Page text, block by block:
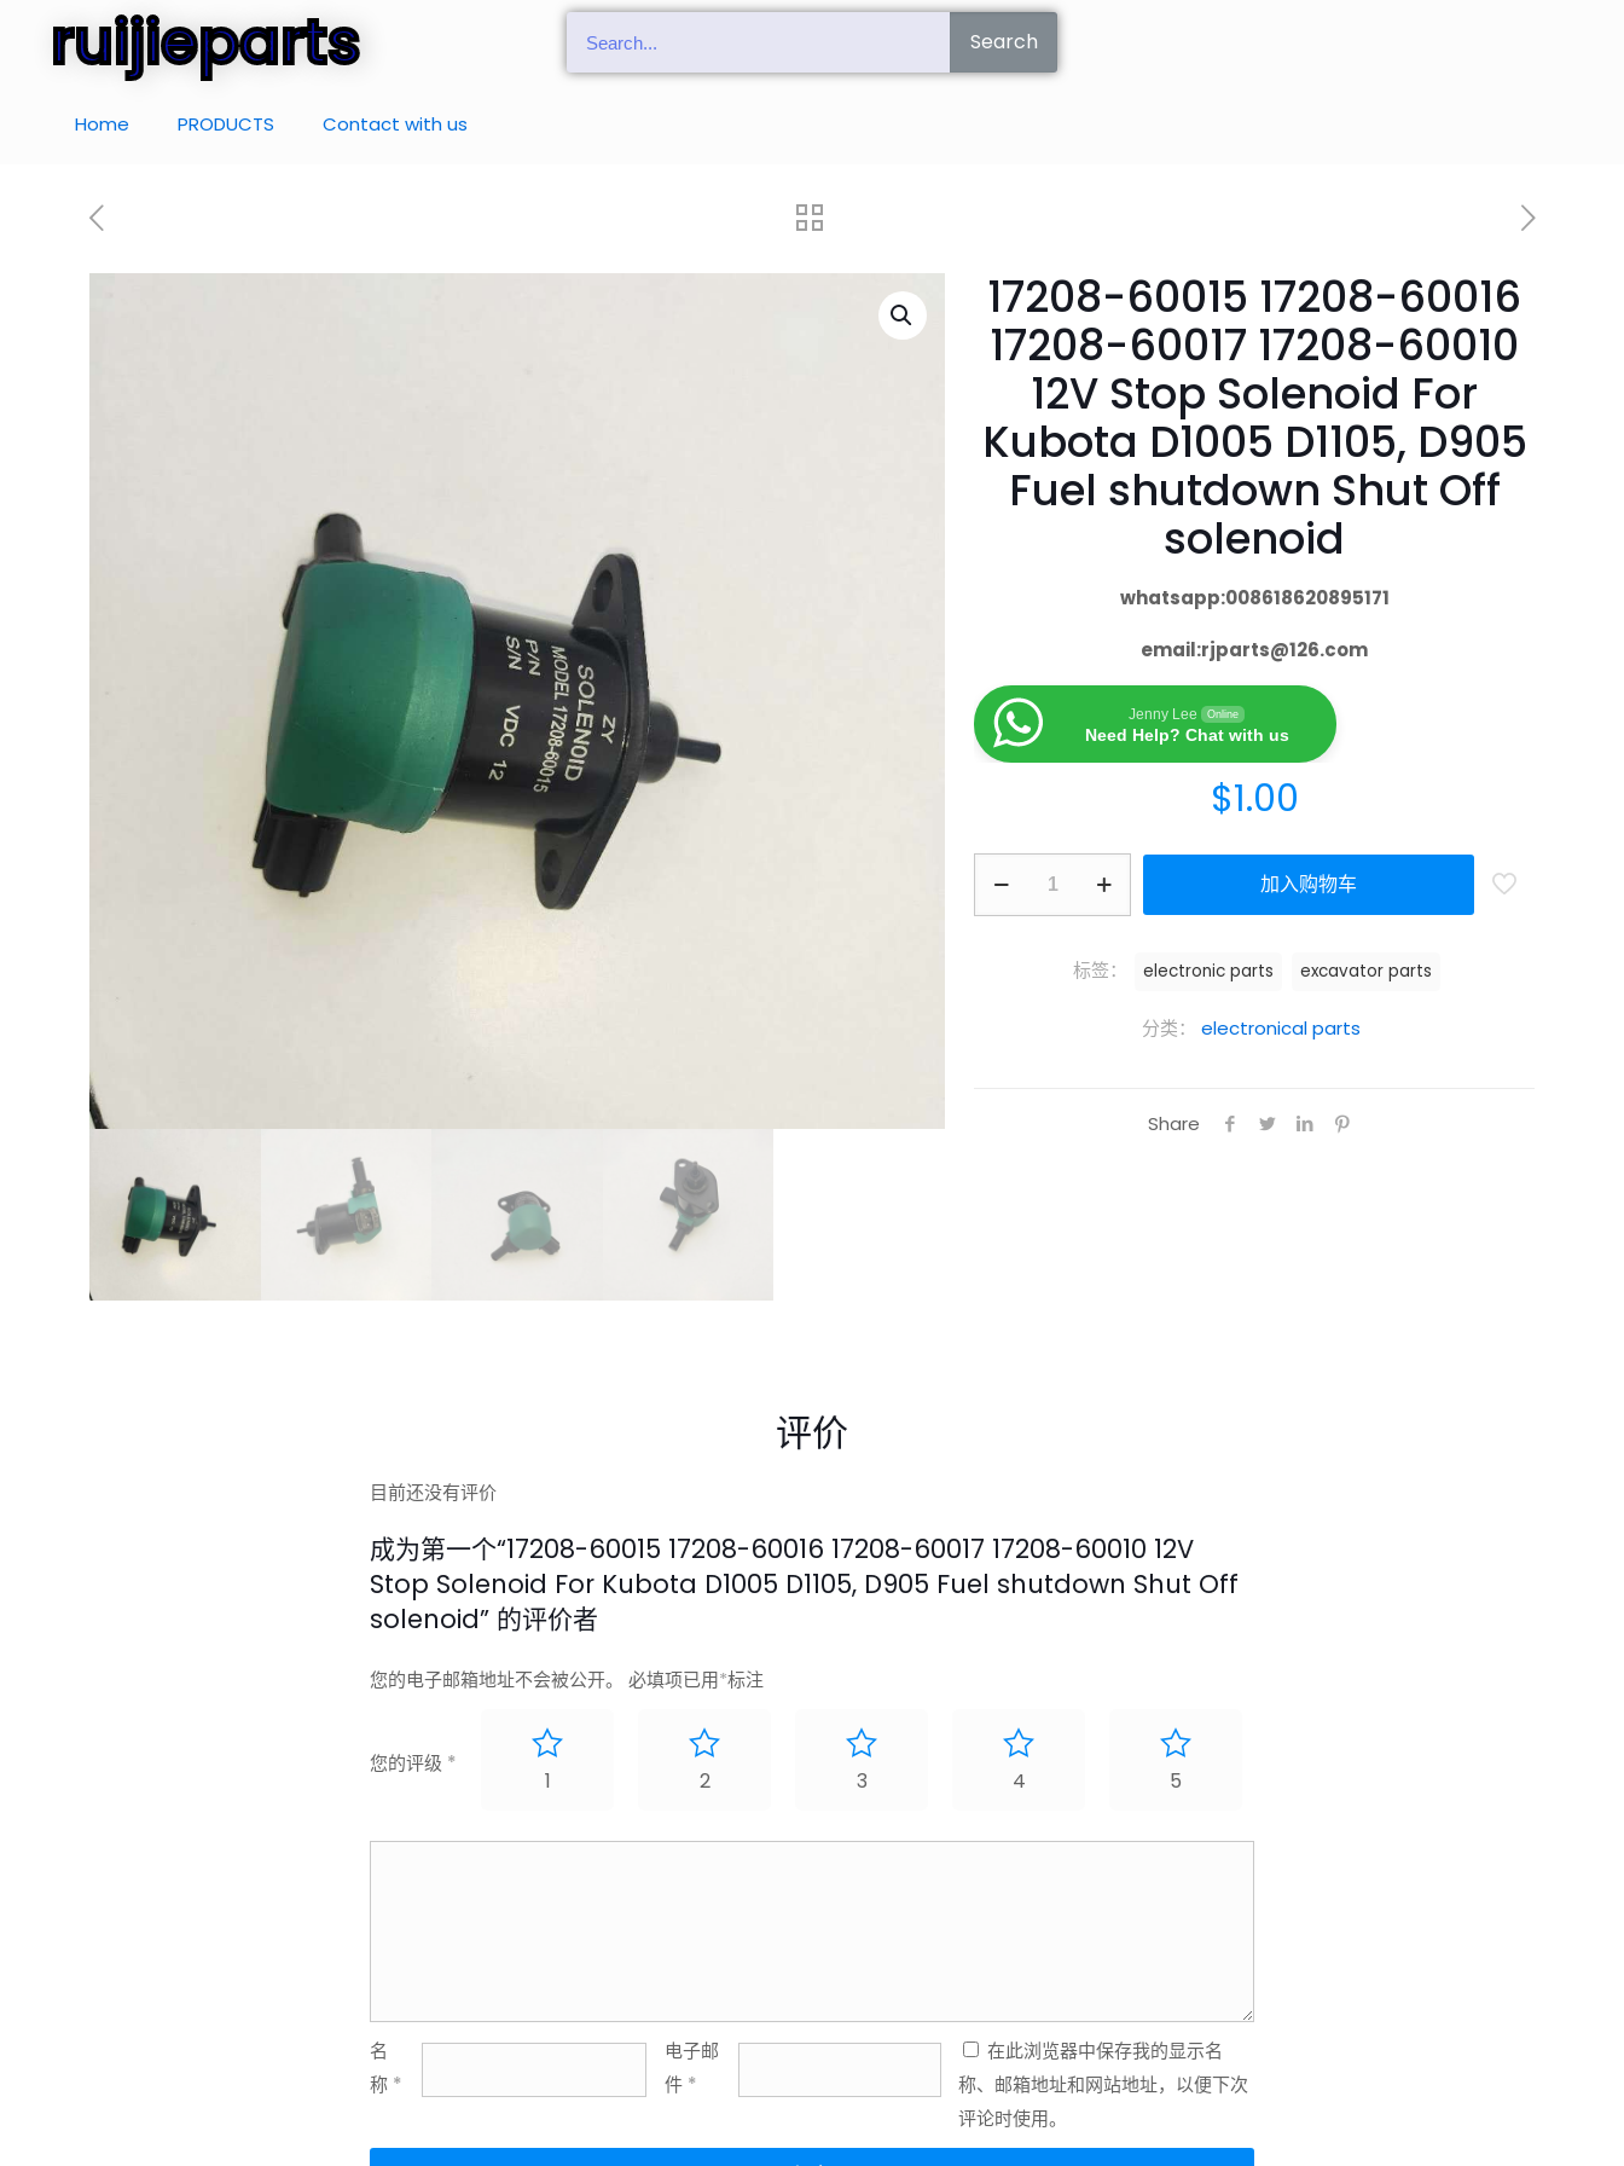
ruijieparts Search
Home PRODUCTS Contact with us
17208-60015 17208-60016
17208-60017 17208-60010
12V Stop Solenoid For
Kubota D1005 D1105, D905
Fuel shutdown Shut Off
solenoid
whatsapp:008618620895171
email:rjparts@126.com
Jenny Lee Online
Need Help? Chat with us
$1.00
加入购物车
分类： electronical parts
标签： electronic parts excavator parts
Share
评价
目前还没有评价
成为第一个“17208-60015 17208-60016 17208-60017 17208-60010 12V
Stop Solenoid For Kubota D1005 D1105, D905 Fuel shutdown Shut Off
solenoid” 的评价者
您的电子邮箱地址不会被公开。 必填项已用*标注
您的评级 *
1 2 3 4 5
名
称 *
电子邮
件 *
在此浏览器中保存我的显示名
称、邮箱地址和网站地址，以便下次
评论时使用。